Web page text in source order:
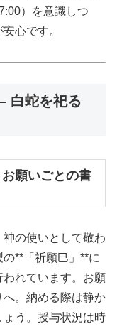
）を意識しつ
心です。
白蛇を祀る
願いごとの書
神の使いとして敬わ
**「祈願巳」**に
れています。お願
。納める際は静か
う。授与状況は時